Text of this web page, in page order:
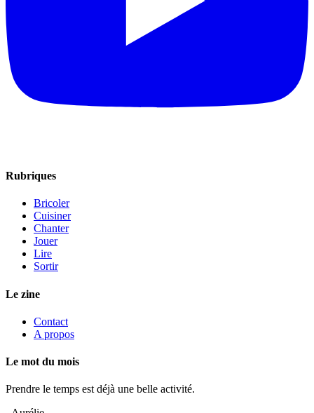
Rubriques
Bricoler
Cuisiner
Chanter
Jouer
Lire
Sortir
Le zine
Contact
A propos
Le mot du mois
Prendre le temps est déjà une belle activité.